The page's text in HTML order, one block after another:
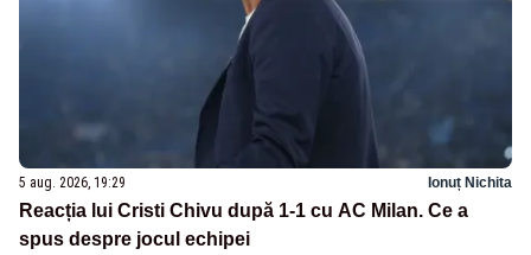
5 aug. 2026, 19:29 Ionuț Nichita
Reacția lui Cristi Chivu după 1-1 cu AC Milan. Ce a
spus despre jocul echipei